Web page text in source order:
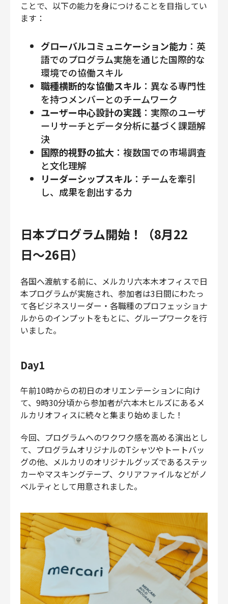
ことで、以下の能力を身につけることを目指してい
ます：
グローバルコミュニケーション能力 ：英
語でのプログラム実施を通じた国際的な
環境での協働スキル
職種横断的な協働スキル ：異なる専門性
を持つメンバーとのチームワーク
ユーザー中心設計の実践 ：実際のユーザ
ーリサーチとデータ分析に基づく課題解
決
国際的視野の拡大 ：複数国での市場調査
と文化理解
リーダーシップスキル ：チームを牽引
し、成果を創出する力
日本プログラム開始！（8月22
日〜26日）
各国へ渡航する前に、メルカリ六本木オフィスで日
本プログラムが実施され、参加者は3日間にわたっ
て各ビジネスリーダー・各職種のプロフェッショナ
ルからのインプットをもとに、グループワークを行
いました。
Day1
午前10時からの初日のオリエンテーションに向け
て、9時30分頃から参加者が六本木ヒルズにあるメ
ルカリオフィスに続々と集まり始めました！
今回、プログラムへのワクワク感を高める演出とし
て、プログラムオリジナルのTシャツやトートバッ
グの他、メルカリのオリジナルグッズであるステッ
カーやマスキングテープ、クリアファイルなどがノ
ベルティとして用意されました。